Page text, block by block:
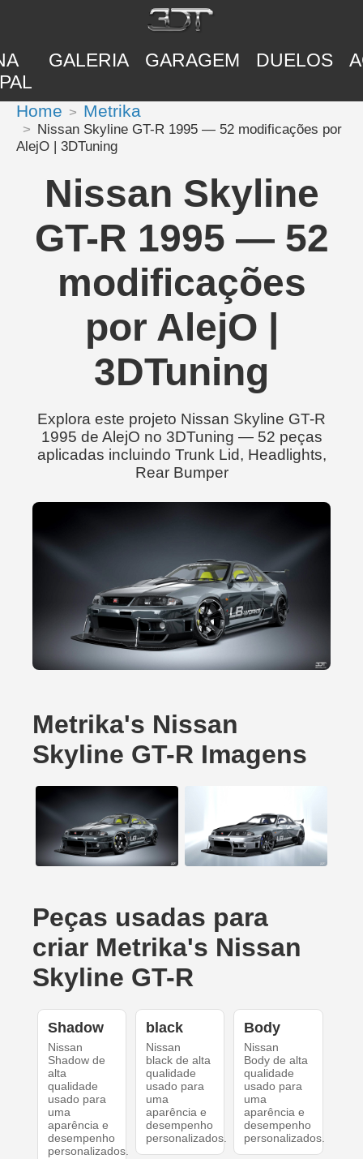
GALERIA GARAGEM DUELOS
Home Metrika
Nissan Skyline GT-R 1995 — 52 modificações por
AlejO | 3DTuning
Nissan Skyline
GT-R 1995 — 52
modificações
por AlejO |
3DTuning
Explora este projeto Nissan Skyline GT-R
1995 de AlejO no 3DTuning — 52 peças
aplicadas incluindo Trunk Lid, Headlights,
Rear Bumper
Metrika's Nissan
Skyline GT-R Imagens
Peças usadas para
criar Metrika's Nissan
Skyline GT-R
Shadow
Nissan
Shadow de
alta
qualidade
usado para
uma
aparência e
desempenho
personalizados.
black
Nissan
black de alta
qualidade
usado para
uma
aparência e
desempenho
personalizados.
Body
Nissan
Body de alta
qualidade
usado para
uma
aparência e
desempenho
personalizados.